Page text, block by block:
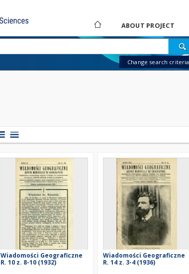
ABOUT PROJECT
Change search criteria
Wiadomości Geograficzne
R. 10 z. 8-10 (1932)
Wiadomości Geograficzne
R. 14 z. 3-4 (1936)